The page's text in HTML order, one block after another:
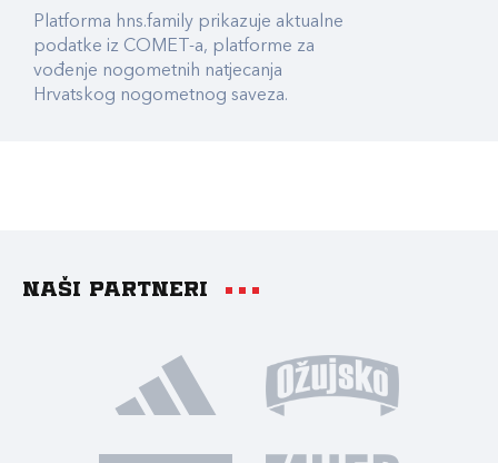
Platforma hns.family prikazuje aktualne
podatke iz COMET-a, platforme za
vođenje nogometnih natjecanja
Hrvatskog nogometnog saveza.
Naši partneri